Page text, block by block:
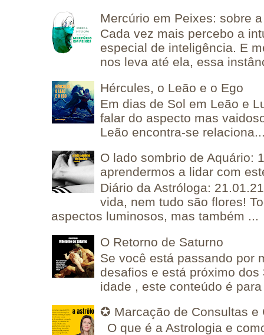
Mercúrio em Peixes: sobre
Cada vez mais percebo a
especial de inteligência. E
nos leva até ela, essa
Hércules, o Leão e o Ego
Em dias de Sol em Leão e
falar do aspecto mas
Leão encontra-se
O lado sombrio de Aquário:
aprendermos a lidar com
Diário da Astróloga:
vida, nem tudo são flores!
aspectos luminosos, mas também ...
O Retorno de Saturno
Se você está passando por
desafios e está próximo
idade , este conteúdo é
✪ Marcação de Consultas e
O que é a Astrologia e